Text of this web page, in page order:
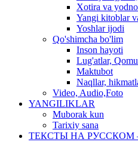
Xotira va
Yangi kitoblar
Yoshlar ijodi
Qo'shimcha bo'lim
Inson hayoti
Lug'atlar,
Maktubot
Naqllar,
Video, Audio,Foto
YANGILIKLAR
Muborak kun
Tarixiy sana
ТЕКСТЫ НА РУССКОМ